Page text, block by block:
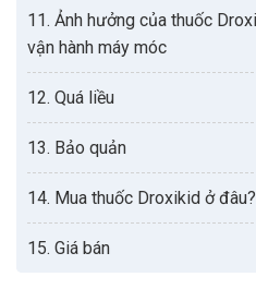
11. Ảnh hưởng của thuốc
vận hành máy móc
12. Quá liều
13. Bảo quản
14. Mua thuốc Droxikid ở đâu?
15. Giá bán